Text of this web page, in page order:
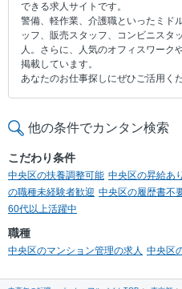
できる求人サイトです。
警備、軽作業、介護職といったミド
ッフ、販売スタッフ、コンビニスタ
人。さらに、人気のオフィスワーク
掲載しています。
あなたのお仕事探しにぜひご活用くだ
他の条件でカンタン検索
こだわり条件
中央区の扶養調整可能 中央区の昇給あり
の職種未経験者歓迎 中央区の履歴書不
60代以上活躍中
職種
中央区のマンション管理の求人 中央区